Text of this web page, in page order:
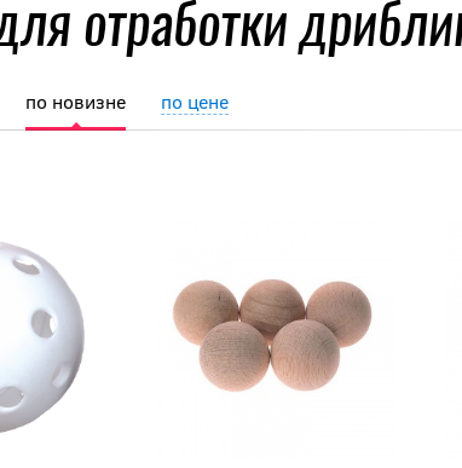
отработки
по новизне по цене